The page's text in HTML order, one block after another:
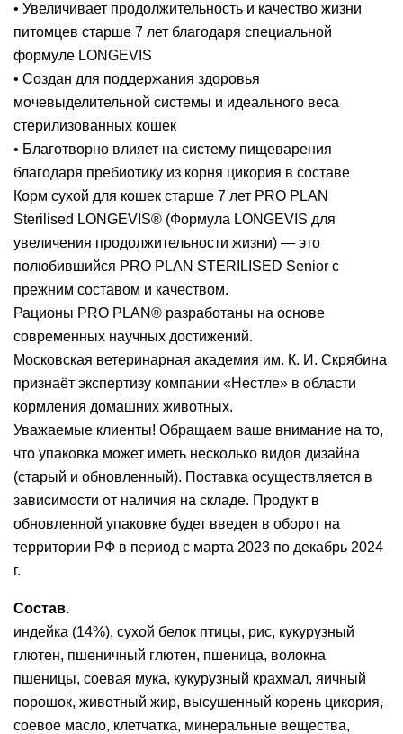
• Увеличивает продолжительность и качество жизни
питомцев старше 7 лет благодаря специальной
формуле LONGEVIS
• Создан для поддержания здоровья
мочевыделительной системы и идеального веса
стерилизованных кошек
• Благотворно влияет на систему пищеварения
благодаря пребиотику из корня цикория в составе
Корм сухой для кошек старше 7 лет PRO PLAN
Sterilised LONGEVIS® (Формула LONGEVIS для
увеличения продолжительности жизни) — это
полюбившийся PRO PLAN STERILISED Senior с
прежним составом и качеством.
Рационы PRO PLAN® разработаны на основе
современных научных достижений.
Московская ветеринарная академия им. К. И. Скрябина
признаёт экспертизу компании «Нестле» в области
кормления домашних животных.
Уважаемые клиенты! Обращаем ваше внимание на то,
что упаковка может иметь несколько видов дизайна
(старый и обновленный). Поставка осуществляется в
зависимости от наличия на складе. Продукт в
обновленной упаковке будет введен в оборот на
территории РФ в период с марта 2023 по декабрь 2024
г.
Состав.
индейка (14%), сухой белок птицы, рис, кукурузный
глютен, пшеничный глютен, пшеница, волокна
пшеницы, соевая мука, кукурузный крахмал, яичный
порошок, животный жир, высушенный корень цикория,
соевое масло, клетчатка, минеральные вещества,